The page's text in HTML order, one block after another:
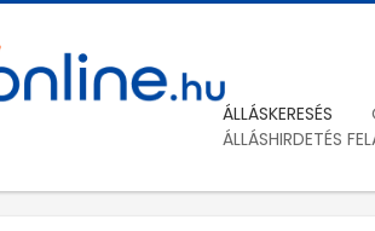
ÁLLÁSKERESÉS
ÁLLÁSHIRDETÉS